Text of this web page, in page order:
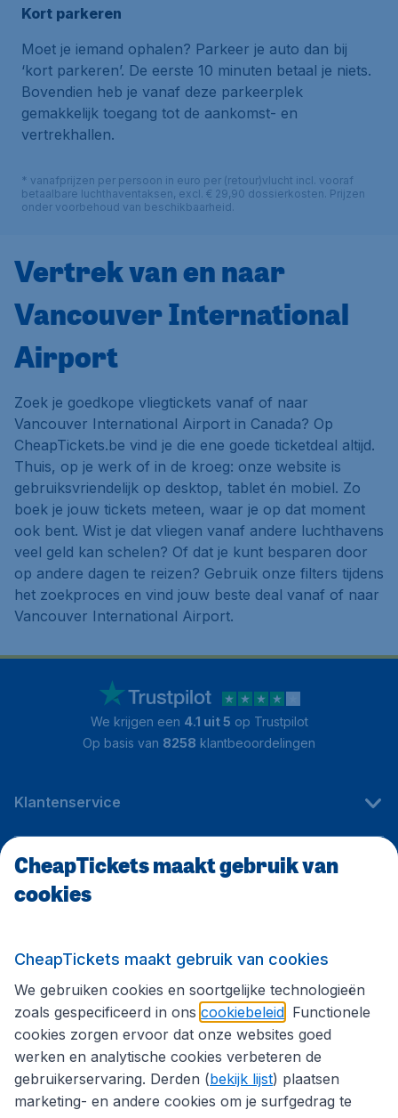
Kort parkeren
Moet je iemand ophalen? Parkeer je auto dan bij
‘kort parkeren’. De eerste 10 minuten betaal je niets.
Bovendien heb je vanaf deze parkeerplek
gemakkelijk toegang tot de aankomst- en
vertrekhallen.
* vanafprijzen per persoon in euro per (retour)vlucht incl. vooraf
betaalbare luchthaventaksen, excl. € 29,90 dossierkosten. Prijzen
onder voorbehoud van beschikbaarheid.
Vertrek van en naar
Vancouver International
Airport
Zoek je goedkope vliegtickets vanaf of naar
Vancouver International Airport in Canada? Op
CheapTickets.be vind je die ene goede ticketdeal altijd.
Thuis, op je werk of in de kroeg: onze website is
gebruiksvriendelijk op desktop, tablet én mobiel. Zo
boek je jouw tickets meteen, waar je op dat moment
ook bent. Wist je dat vliegen vanaf andere luchthavens
veel geld kan schelen? Of dat je kunt besparen door
op andere dagen te reizen? Gebruik onze filters tijdens
het zoekproces en vind jouw beste deal vanaf of naar
Vancouver International Airport.
We krijgen een 4.1 uit 5 op Trustpilot
Op basis van 8258 klantbeoordelingen
Klantenservice
CheapTickets.be
Volg CheapTickets.be
CheapTickets maakt gebruik van
cookies
CheapTickets maakt gebruik van cookies
We gebruiken cookies en soortgelijke technologieën
zoals gespecificeerd in ons cookiebeleid . Functionele
cookies zorgen ervoor dat onze websites goed
werken en analytische cookies verbeteren de
gebruikerservaring. Derden (bekijk lijst) plaatsen
marketing- en andere cookies om je surfgedrag te